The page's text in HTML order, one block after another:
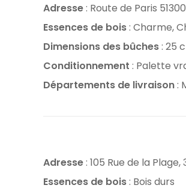
Adresse: Route de Paris
Essences de bois: Charme,
Dimensions des bûches: 25
Conditionnement : Palette
Départements de livraison:
Adresse: 105 Rue de la
Essences de bois: Bois durs